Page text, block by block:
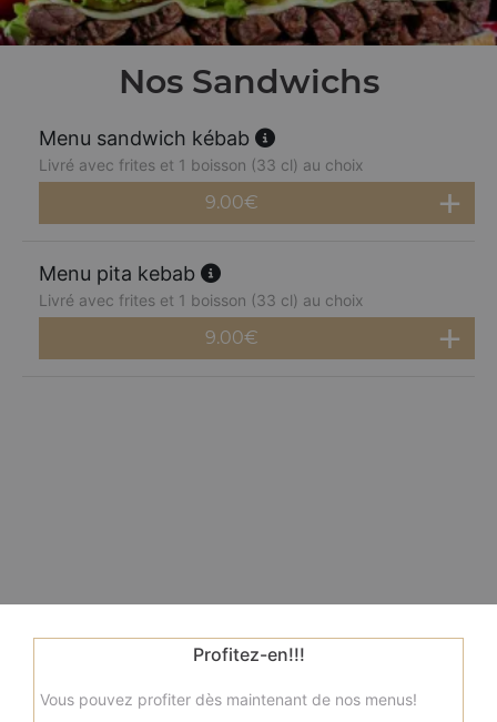
Nos Sandwichs
Menu sandwich kébab
Livré avec frites et 1 boisson (33 cl) au choix
9.00€
Menu pita kebab
Livré avec frites et 1 boisson (33 cl) au choix
9.00€
Profitez-en!!!
Vous pouvez profiter dès maintenant de nos menus!